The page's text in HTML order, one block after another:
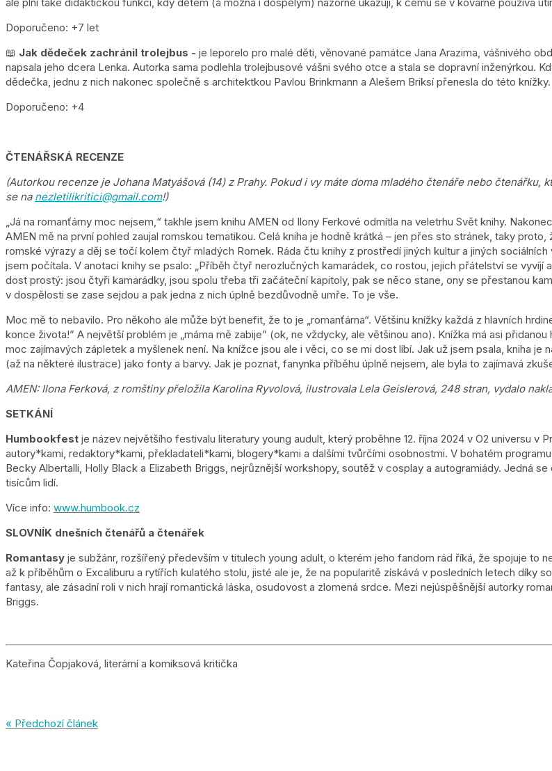
Doporučeno: +7 let
📖 Jak dědeček zachránil trolejbus - je leporelo pro malé děti, věnované památce Jana Arazima, vášnivého
napsala jeho dcera Lenka. Autorka sama podlehla trolejbusové vášni svého otce a stala se dopravní inženýrkou.
dědečka, jednu z nich nakonec společně s architektkou Pavlou Brinkmann a Alešem Briksí přenesla do této knížky.
Doporučeno: +4
ČTENÁŘSKÁ RECENZE
(Autorkou recenze je Johana Matyášová (14) z Prahy. Pokud i vy máte doma mladého čtenáře nebo čtenářku,
se na nezletilikritici@gmail.com!)
„Já na romanťárny moc nejsem,“ takhle jsem knihu AMEN od Ilony Ferkové odmítla na veletrhu Svět knihy.
AMEN mě na první pohled zaujal romskou tematikou. Celá kniha je hodně krátká – ⁠⁠ jen přes sto stránek, taky proto,
romské výrazy a děj se točí kolem čtyř mladých Romek. Ráda čtu knihy z prostředí jiných kultur a jiných
jsem počítala. V anotaci knihy se psalo: „Příběh čtyř nerozlučných kamarádek, co rostou, jejich přátelství se vyvíjí
dost prostý: jsou čtyři kamarádky, jsou spolu třeba tři začáteční kapitoly, pak se něco stane, ony se přestanou
v dospělosti se zase sejdou a pak jedna z nich úplně bezdůvodně umře. To je vše.
Moc mě to nebavilo. Pro někoho ale může být benefit, že to je „romanťárna“. Většinu knížky každá z hlavních
konce života!” A největší problém je „máma mě zabije” (ok, ne vždycky, ale většinou ano). Knížka má asi
moc zajímavých zápletek a myšlenek není. Na knížce jsou ale i věci, co se mi dost líbí. Jak už jsem psala, kniha je
(až na některé ilustrace) jako fonty a barvy. Jak je poznat, fanynka příběhu úplně nejsem, ale byla to zajímavá
AMEN: Ilona Ferková, z romštiny přeložila Karolina Ryvolová, ilustrovala Lela Geislerová, 248 stran, vydalo
SETKÁNÍ
Humbookfest je název největšího festivalu literatury young audult, který proběhne 12. října 2024 v O2 universu v
autory*kami, redaktory*kami, překladateli*kami, blogery*kami a dalšími tvůrčími osobnostmi. V bohatém
Becky Albertalli, Holly Black a Elizabeth Briggs, nejrůznější workshopy, soutěž v cosplay a autogramiády. Jedná
tisícům lidí.
Více info: www.humbook.cz
SLOVNÍK dnešních čtenářů a čtenářek
Romantasy je subžánr, rozšířený především v titulech young adult, o kterém jeho fandom rád říká, že spojuje to
až k příběhům o Excaliburu a rytířích kulatého stolu, jisté ale je, že na popularitě získává v posledních letech díky
fantasy, ale zásadní roli v nich hrají romantická láska, osudovost a zlomená srdce. Mezi nejúspěšnější autorky
Briggs.
Kateřina Čopjaková, literární a komiksová kritička
« Předchozí článek